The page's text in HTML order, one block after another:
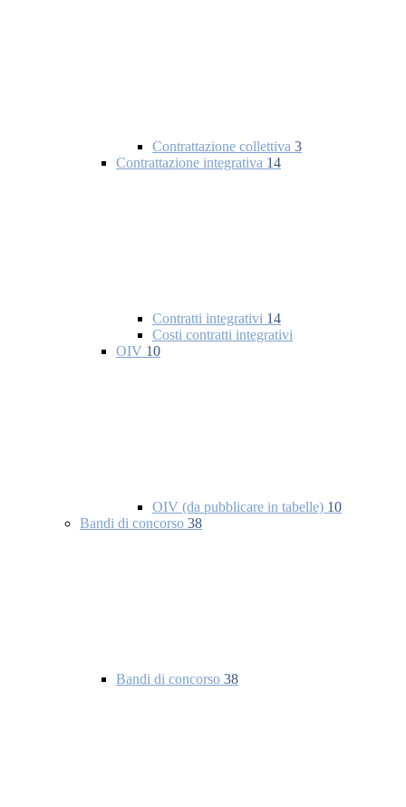
Contrattazione collettiva 3
Contrattazione integrativa 14
Contratti integrativi 14
Costi contratti integrativi
OIV 10
OIV (da pubblicare in tabelle) 10
Bandi di concorso 38
Bandi di concorso 38